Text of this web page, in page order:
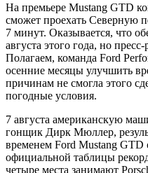
На премьере Mustang GTD
сможет проехать Северную
7 минут. Оказывается, что
августа этого года, но
Полагаем, команда Ford
осенние месяцы улучшить
причинам не смогла этого
погодные условия.
7 августа американскую
гонщик Дирк Мюллер,
временем Ford Mustang GTD
официальной таблицы
четыре места занимают